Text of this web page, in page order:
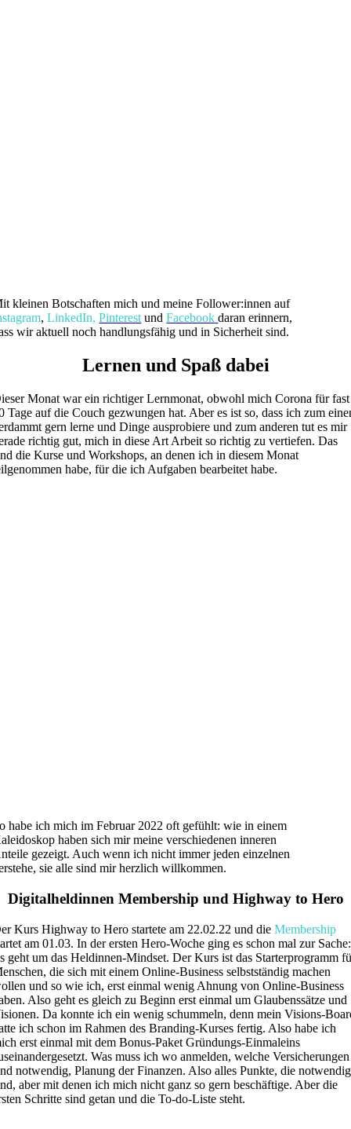
kleinen Botschaften mich und meine Follower:innen auf
,LinkedIn, Pinterest undFacebook daran erinnern,
wir aktuell noch handlungsfähig und in Sicherheit sind.
Lernen und Spaß dabei
Monat war ein richtiger Lernmonat, obwohl mich Corona für fast
Tage auf die Couch gezwungen hat. Aber es ist so, dass ich zum
gern lerne und Dinge ausprobiere und zum anderen tut es mir
richtig gut, mich in diese Art Arbeit so richtig zu vertiefen. Das
die Kurse und Workshops, an denen ich in diesem Monat
habe, für die ich Aufgaben bearbeitet habe.
habe ich mich im Februar 2022 oft gefühlt: wie in einem
haben sich mir meine verschiedenen inneren
gezeigt. Auch wenn ich nicht immer jeden einzelnen
sie alle sind mir herzlich willkommen.
Digitalheldinnen Membership und Highway to Hero
Kurs Highway to Hero startete am 22.02.22 und dieMembership
am 01.03. In der ersten Hero-Woche ging es schon mal zur Sache:
geht um das Heldinnen-Mindset. Der Kurs ist das Starterprogramm
die sich mit einem Online-Business selbstständig machen
und so wie ich, erst einmal wenig Ahnung von Online-Business
Also geht es gleich zu Beginn erst einmal um Glaubenssätze und
Da konnte ich ein wenig schummeln, denn mein Visions-
ich schon im Rahmen des Branding-Kurses fertig. Also habe ich
erst einmal mit dem Bonus-Paket Gründungs-Einmaleins
Was muss ich wo anmelden, welche Versicherungen
notwendig, Planung der Finanzen. Also alles Punkte, die notwendig
aber mit denen ich mich nicht ganz so gern beschäftige. Aber die
Schritte sind getan und die To-do-Liste steht.